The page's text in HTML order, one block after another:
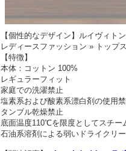
【個性的なデザイン】ルイヴィト
レディースファッション » トップ
【特徴】
本体：コットン 100%
レギュラーフィット
家庭での洗濯禁止
塩素系および酸素系漂白剤の使用
タンブル乾燥禁止
底面温度110℃を限度としてスチー
石油系溶剤による弱いドライクリ